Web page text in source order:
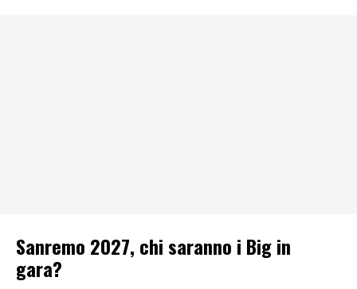
Sanremo 2027, chi saranno i Big in
gara?